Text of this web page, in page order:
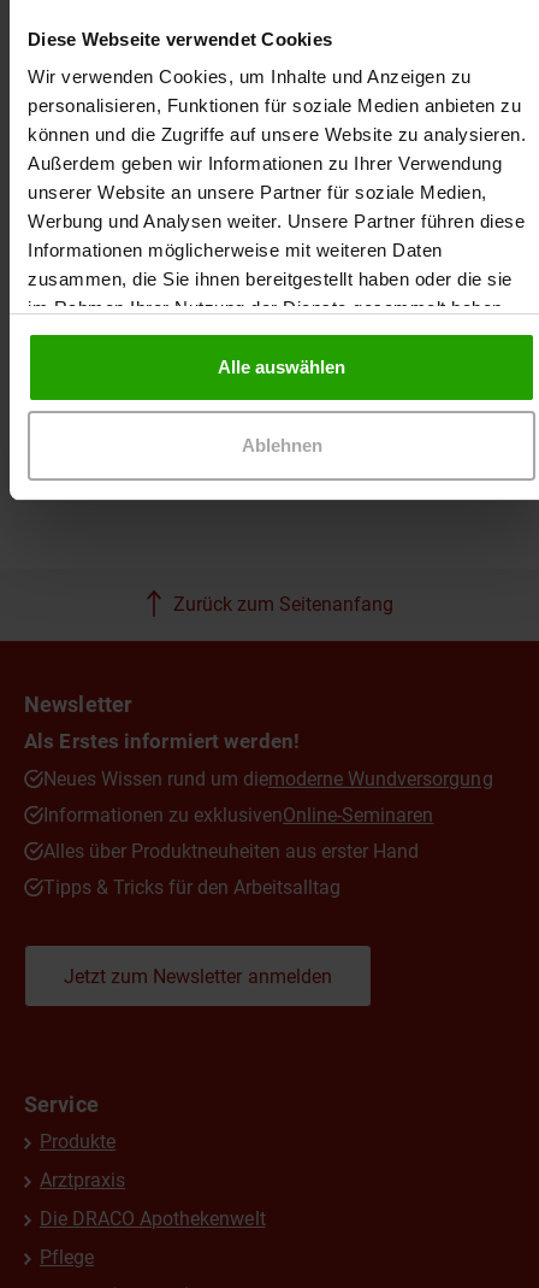
Diese Webseite verwendet Cookies
Wir verwenden Cookies, um Inhalte und Anzeigen zu
personalisieren, Funktionen für soziale Medien anbieten zu
können und die Zugriffe auf unsere Website zu analysieren.
Außerdem geben wir Informationen zu Ihrer Verwendung
unserer Website an unsere Partner für soziale Medien,
Werbung und Analysen weiter. Unsere Partner führen diese
Informationen möglicherweise mit weiteren Daten
zusammen, die Sie ihnen bereitgestellt haben oder die sie
im Rahmen Ihrer Nutzung der Dienste gesammelt haben.
Alle auswählen
Ablehnen
Thomas Teicher arbeitet seit 7 Jahren als PTA in
öffentlichen Apotheken und ist seit 4 Jahren als
freiberuflicher Trainer in ganz Deutschland
Moderatoren-Team von Dr. Ausbüttel.
Zurück zum Seitenanfang
Newsletter
Als Erstes informiert werden!
Neues Wissen rund um diemoderne Wundversorgung
Informationen zu exklusivenOnline-Seminaren
Alles über Produktneuheiten aus erster Hand
Tipps & Tricks für den Arbeitsalltag
Jetzt zum Newsletter anmelden
Service
Produkte
Arztpraxis
Die DRACO Apothekenwelt
Pflege